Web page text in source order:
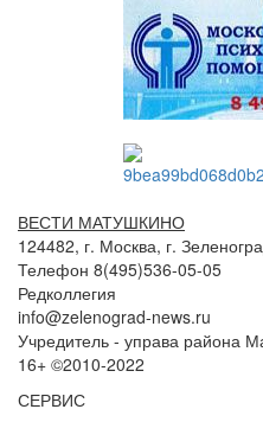
ВЕСТИ МАТУШКИНО
124482, г. Москва, г.
Телефон 8(495)536-05-05
Редколлегия
info@zelenograd-news.ru
Учредитель - управа района
16+ ©2010-2022
СЕРВИС